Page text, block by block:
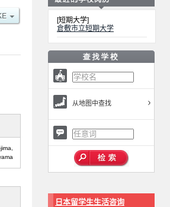
[短期大学]
倉敷市立短期大学
从地图中查找
日本留学生生活咨询